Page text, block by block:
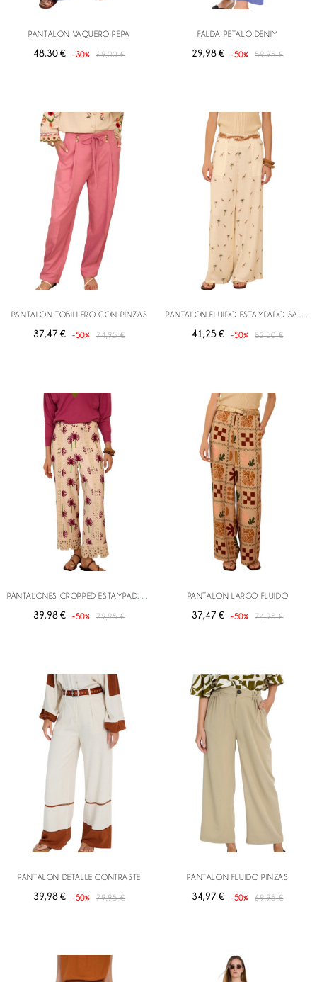
PANTALON VAQUERO PEPA
48,30 € -30% 69,00 €
FALDA PETALO DENIM
29,98 € -50% 59,95 €
PANTALON TOBILLERO CON PINZAS
37,47 € -50% 74,95 € 41,25 € -50% 82,50 €
39,98 € -50% 79,95 €
PANTALON LARGO FLUIDO
37,47 € -50% 74,95 €
PANTALON DETALLE CONTRASTE
39,98 € -50% 79,95 €
PANTALON FLUIDO PINZAS
34,97 € -50% 69,95 €